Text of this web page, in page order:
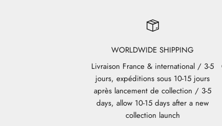
WORLDWIDE SHIPPING
Livraison France & international / 3-5
jours, expéditions sous 10-15 jours
après lancement de collection / 3-5
days, allow 10-15 days after a new
collection launch